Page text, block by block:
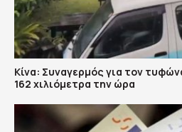
Κίνα: Συναγερμός για τον
162 χιλιόμετρα την ώρα